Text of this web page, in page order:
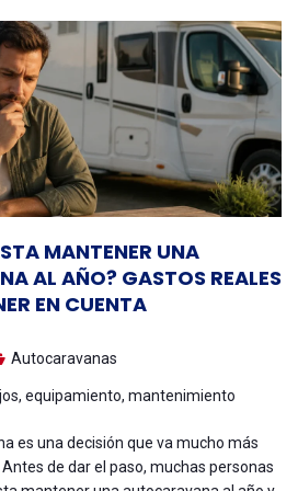
MANTENER UNA
AL AÑO? GASTOS REALES
EN CUENTA
Autocaravanas
, equipamiento, mantenimiento
es una decisión que va mucho más
de dar el paso, muchas personas